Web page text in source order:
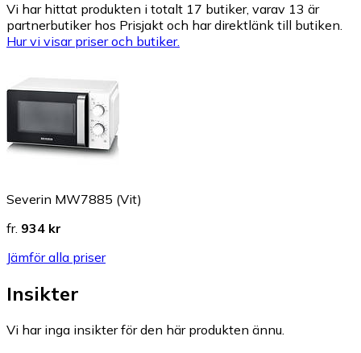
Vi har hittat produkten i totalt 17 butiker, varav 13 är
partnerbutiker hos Prisjakt och har direktlänk till butiken.
Hur vi visar priser och butiker.
Severin MW7885 (Vit)
fr. 934 kr
Jämför alla priser
Insikter
Vi har inga insikter för den här produkten ännu.